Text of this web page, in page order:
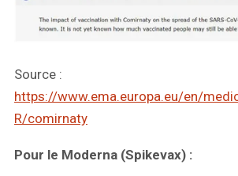
Source :
https://www.ema.europa.eu/en/
R/comirnaty
Pour le Moderna (Spikevax) :